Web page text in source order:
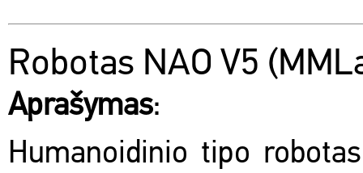
Robotas NAO V5
Aprašymas:
Humanoidinio tipo